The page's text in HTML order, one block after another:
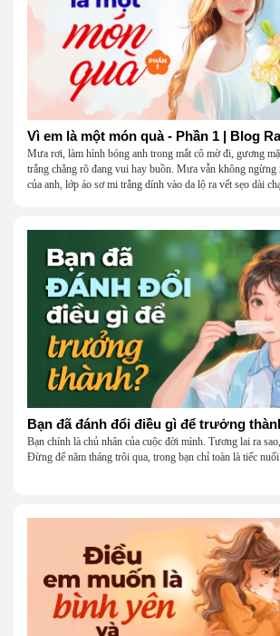
Vì em là một món quà - Phần 1 | Blog
Mưa rơi, làm hình bóng anh trong mắt cô mờ đi, gương
trắng chẳng rõ đang vui hay buồn. Mưa vẫn không
của anh, lớp áo sơ mi trắng dính vào da lộ ra vết sẹo dài
Bạn chính là chủ nhân của cuộc đời mình. Tương lai ra
Đừng để năm tháng trôi qua, trong bạn chỉ toàn là tiếc